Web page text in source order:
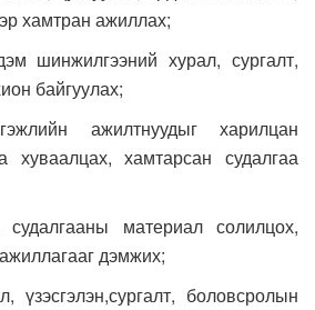
хамтран ажиллах;
шинжилгээний хурал, сургалт,
байгуулах;
ажилтнуудыг харилцан
хуваалцах, хамтарсан судалгаа
материал солилцох,
дэмжих;
үзэсгэлэн,сургалт, боловсролын